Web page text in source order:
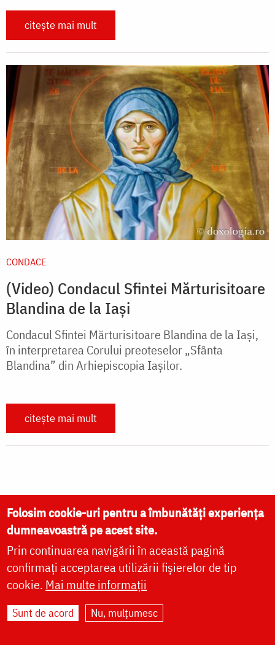
citește mai mult
CONDACE
(Video) Condacul Sfintei Mărturisitoare
Blandina de la Iași
Condacul Sfintei Mărturisitoare Blandina de la Iași,
în interpretarea Corului preoteselor „Sfânta
Blandina” din Arhiepiscopia Iașilor.
citește mai mult
First page
« Prima pagină Next page
Următoarea pagină
Last page
Ultima pagină »
Folosim cookie-uri pentru a îmbunătăți experiența
dumneavoastră pe acest site.
Prin continuarea navigării în această pagină
confirmați acceptarea utilizării fișierelor de tip
cookie. Mai multe informații
Sunt de acord Nu, mulțumesc